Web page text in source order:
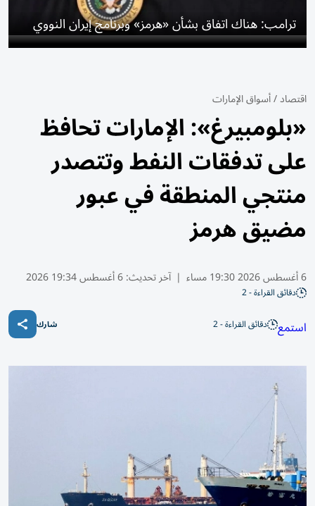
ترامب: هناك اتفاق بشأن «هرمز» وبرنامج إيران النووي
اقتصاد/أسواق الإمارات
«بلومبيرغ»: الإمارات تحافظ
على تدفقات النفط وتتصدر
منتجي المنطقة في عبور
مضيق هرمز
6 أغسطس 2026 19:30 مساء | آخر تحديث:6 أغسطس 19:34 2026
دقائق القراءة - 2
استمع دقائق القراءة - 2 شارك